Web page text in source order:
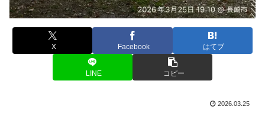
X Facebook はてブ
LINE コピー
2026.03.25